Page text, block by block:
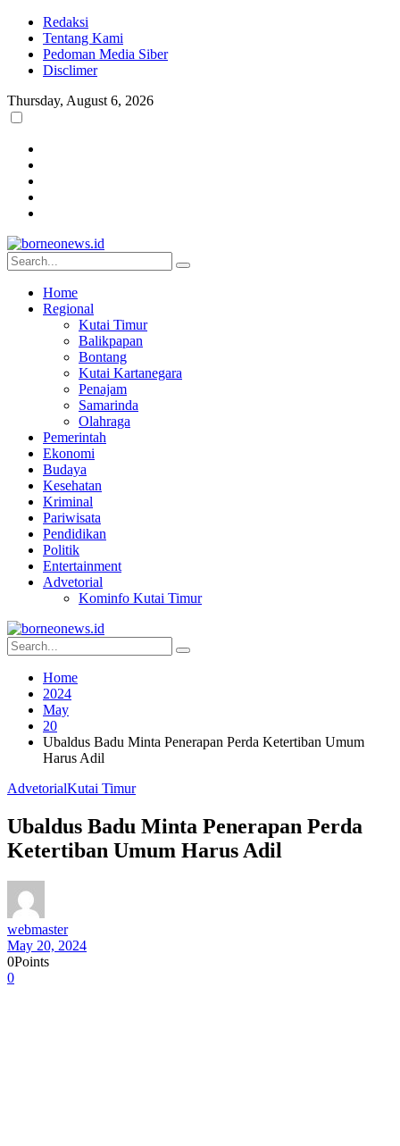
Redaksi
Tentang Kami
Pedoman Media Siber
Disclimer
Thursday, August 6, 2026
Home
Regional
Kutai Timur
Balikpapan
Bontang
Kutai Kartanegara
Penajam
Samarinda
Olahraga
Pemerintah
Ekonomi
Budaya
Kesehatan
Kriminal
Pariwisata
Pendidikan
Politik
Entertainment
Advetorial
Kominfo Kutai Timur
Home
2024
May
20
Ubaldus Badu Minta Penerapan Perda Ketertiban Umum
Harus Adil
AdvetorialKutai Timur
Ubaldus Badu Minta Penerapan Perda
Ketertiban Umum Harus Adil
webmaster
May 20, 2024
0Points
0